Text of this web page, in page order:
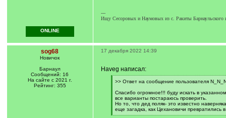
---
Ищу Сесоровых и Наумовых из с. Ракиты Барнаульского
ONLINE
sog68
Новичок
Барнаул
Сообщений: 16
На сайте с 2021 г.
Рейтинг: 355
17 декабря 2022 14:39
Haveg написал:
[
]
>> Ответ на сообщение пользователя
Спасибо огромное!!! буду искать в
все варианты постараюсь проверить.
Но то, что дед поляк- это известно
еще загадка, как Цехановичи превратились
[